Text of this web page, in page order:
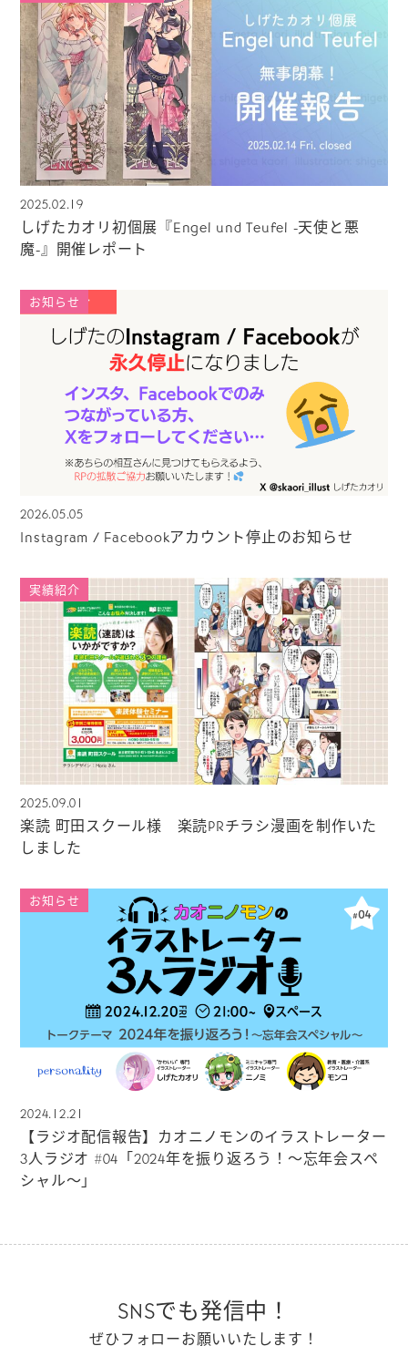
2025.02.19
しげたカオリ初個展『Engel und Teufel -天使と悪
魔-』開催レポート
お知らせ
2026.05.05
Instagram / Facebookアカウント停止のお知らせ
実績紹介
2025.09.01
楽読 町田スクール様 楽読PRチラシ漫画を制作いた
しました
お知らせ
2024.12.21
【ラジオ配信報告】カオニノモンのイラストレーター
3人ラジオ #04「2024年を振り返ろう！〜忘年会スペ
シャル〜」
SNSでも発信中！
ぜひフォローお願いいたします！